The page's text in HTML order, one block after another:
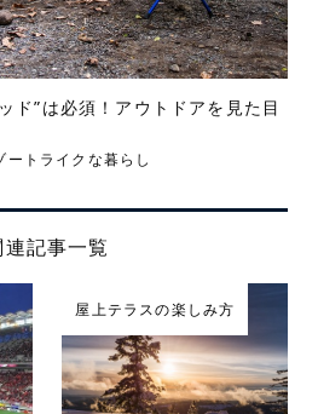
ド”は必須！アウトドアを見た目
ートライクな暮らし
連記事一覧
屋上テラスの楽しみ方